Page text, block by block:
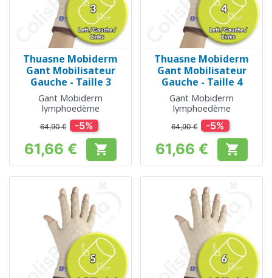
Thuasne Mobiderm
Gant Mobilisateur
Gauche - Taille 3
Gant Mobiderm
lymphoedème
64,90 € -5%
Prix
61,66 € 
Thuasne Mobiderm
Gant Mobilisateur
Gauche - Taille 4
Gant Mobiderm
lymphoedème
64,90 € -5%
Prix
61,66 € 